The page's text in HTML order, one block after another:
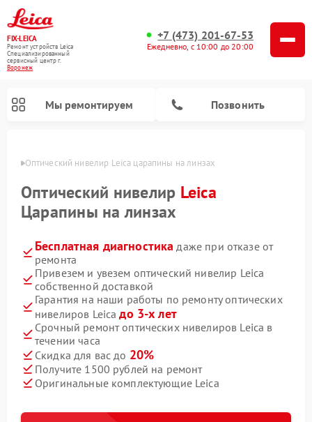
FIX-LEICA
Ремонт устройств Leica
Специализированный
cервисный центр г.
Воронеж
+7 (473) 201-67-53
Ежедневно, с 10:00 до 20:00
Мы ремонтируем Позвонить
Оптический нивелир Leica царапины на линзах
Оптический нивелир Leica
Царапины на линзах
Бесплатная диагностика даже при отказе от
ремонта
Привезем и увезем оптический нивелир Leica
собственной доставкой
Гарантия на наши работы по ремонту оптических
нивелиров Leicaдо 3-х лет
Срочный ремонт оптических нивелиров Leica в
течении часа
Скидка для вас до 20%
Получите 1500 рублей на ремонт
Оригинальные комплектующие Leica